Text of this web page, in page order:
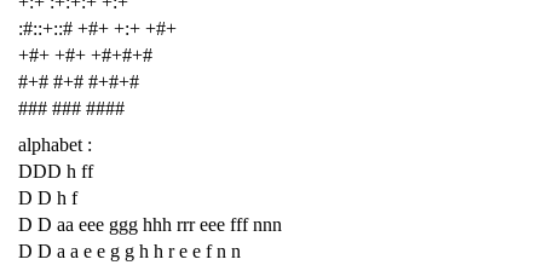
:#::+::# +#+ +:+ +#+
+#+ +#+ +#+#+#
#+# #+# #+#+#
### ### ####
alphabet :
DDD h ff
D D h f
D D aa eee ggg hhh rrr eee fff nnn
D D a a e e g g h h r e e f n n